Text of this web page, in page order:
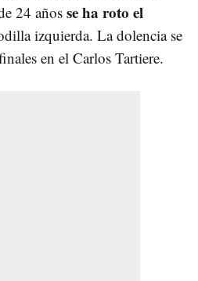
24 años se ha roto el
izquierda. La dolencia se
en el Carlos Tartiere.